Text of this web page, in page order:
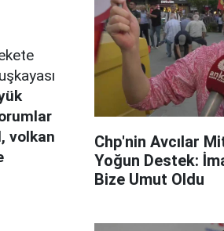
volkan
Chp'nin Avcılar
Yoğun Destek:
Bize Umut Oldu